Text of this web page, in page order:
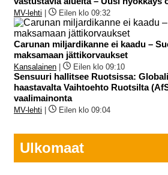
MV-lehti | Eilen klo 09:32
Carunan miljardikanne ei kaadu –
maksamaan jättikorvaukset
Kansalainen | Eilen klo 09:10
Sensuuri hallitsee Ruotsissa:
haastavalta Vaihtoehto Ruotsilta
vaalimainonta
MV-lehti | Eilen klo 09:04
Ulkomaat